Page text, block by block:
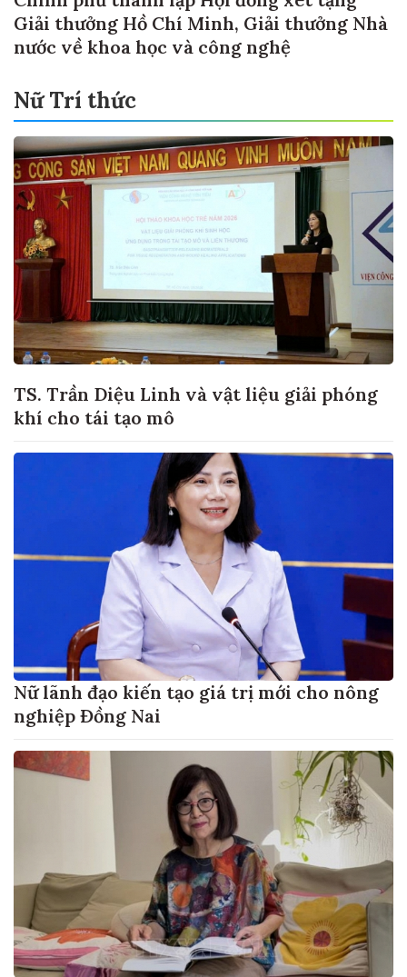
Giải thưởng Hồ Chí Minh, Giải thưởng Nhà
nước về khoa học và công nghệ
Nữ Trí thức
TS. Trần Diệu Linh và vật liệu giải phóng
khí cho tái tạo mô
Nữ lãnh đạo kiến tạo giá trị mới cho nông
nghiệp Đồng Nai